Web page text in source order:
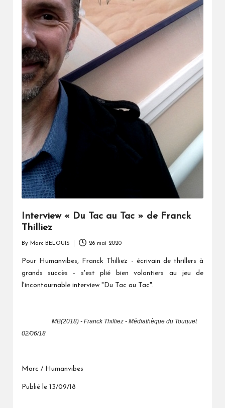
Interview « Du Tac au Tac » de Franck
Thilliez
by
By Marc BELOUIS 26 mai 2020
Pour Humanvibes, Franck Thilliez - écrivain de thrillers à
grands succès -
s'est plié bien volontiers au jeu de
l'incontournable interview "Du Tac au Tac".
MB(2018) - Franck Thilliez - Médiathèque du Touquet
02/06/18
Marc / Humanvibes
Publié le 13/09/18